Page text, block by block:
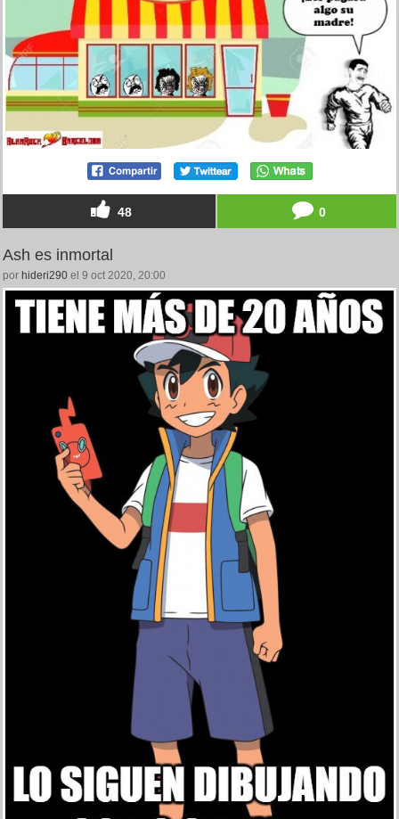
48 0
Ash es inmortal
por hideri290 el 9 oct 2020, 20:00